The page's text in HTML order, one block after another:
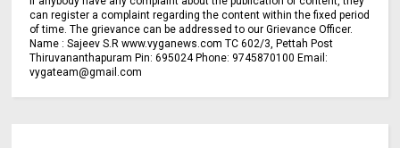
can register a complaint regarding the content within the fixed period
of time. The grievance can be addressed to our Grievance Officer.
Name : Sajeev S.R www.vyganews.com TC 602/3, Pettah Post
Thiruvananthapuram Pin: 695024 Phone: 9745870100 Email:
vygateam@gmail.com